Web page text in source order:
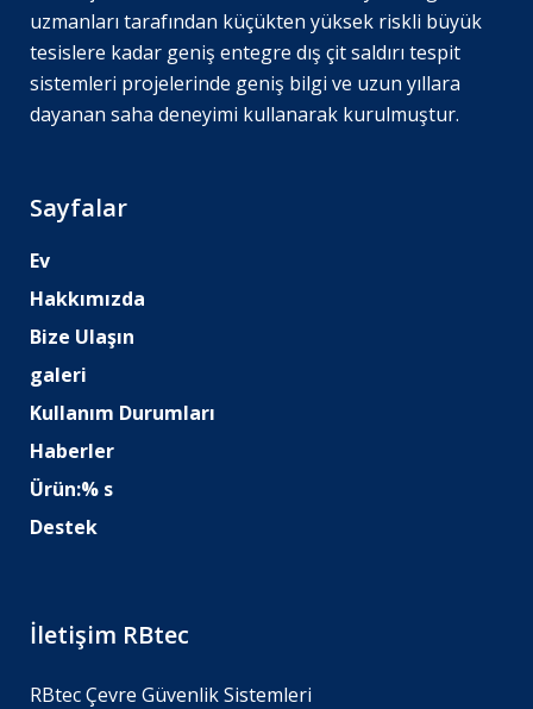
uzmanları tarafından küçükten yüksek riskli büyük
tesislere kadar geniş entegre dış çit saldırı tespit
sistemleri projelerinde geniş bilgi ve uzun yıllara
dayanan saha deneyimi kullanarak kurulmuştur.
Sayfalar
Ev
Hakkımızda
Bize Ulaşın
galeri
Kullanım Durumları
Haberler
Ürün:% s
Destek
İletişim RBtec
RBtec Çevre Güvenlik Sistemleri